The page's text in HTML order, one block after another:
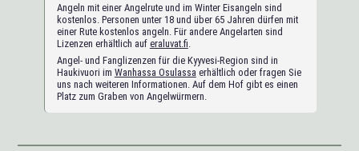
Angeln mit einer Angelrute und im Winter Eisangeln sind
kostenlos. Personen unter 18 und über 65 Jahren dürfen mit
einer Rute kostenlos angeln. Für andere Angelarten sind
Lizenzen erhältlich auf eraluvat.fi
Angel- und Fanglizenzen für die Kyyvesi-Region sind in
Haukivuori im Wanhassa Osulassa erhältlich oder fragen Sie
uns nach weiteren Informationen. Auf dem Hof gibt es einen
Platz zum Graben von Angelwürmern.